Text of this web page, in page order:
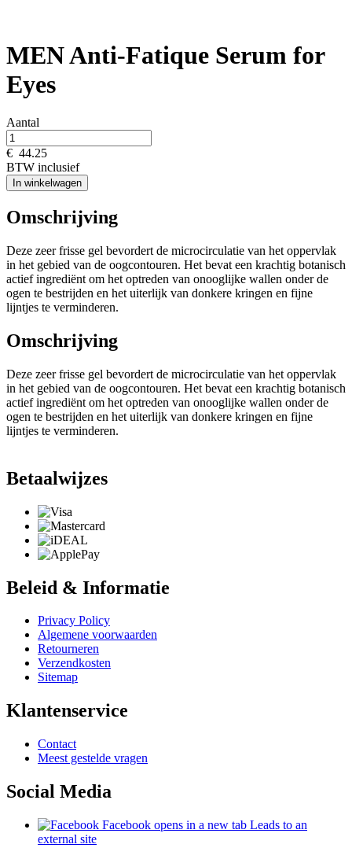
MEN Anti-Fatique Serum for
Eyes
Aantal
€ 44.25
BTW inclusief
In winkelwagen
Omschrijving
Deze zeer frisse gel bevordert de microcirculatie van het oppervlak
in het gebied van de oogcontouren. Het bevat een krachtig botanisch
actief ingrediënt om het optreden van onooglijke wallen onder de
ogen te bestrijden en het uiterlijk van donkere kringen en fijne
lijntjes te verminderen.
Omschrijving
Deze zeer frisse gel bevordert de microcirculatie van het oppervlak
in het gebied van de oogcontouren. Het bevat een krachtig botanisch
actief ingrediënt om het optreden van onooglijke wallen onder de
ogen te bestrijden en het uiterlijk van donkere kringen en fijne
lijntjes te verminderen.
Betaalwijzes
Beleid & Informatie
Privacy Policy
Algemene voorwaarden
Retourneren
Verzendkosten
Sitemap
Klantenservice
Contact
Meest gestelde vragen
Social Media
Facebook opens in a new tab Leads to an
external site